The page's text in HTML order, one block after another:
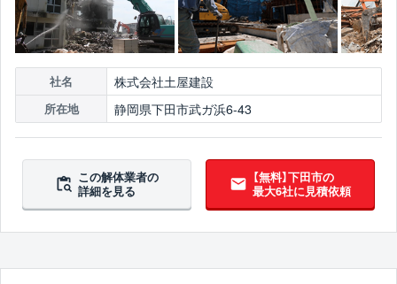
社名 株式会社土屋建設
所在地 静岡県下田市武ガ浜6-43
この解体業者の
詳細を見る
【無料】下田市の
最大6社に見積依頼